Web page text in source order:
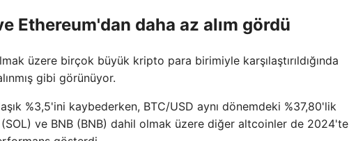
Ethereum'dan daha az alım gördü
üzere birçok büyük kripto para birimiyle karşılaştırıldığında
gibi görünüyor.
%3,5'ini kaybederken, BTC/USD aynı dönemdeki %37,80'lik
(SOL) ve BNB (BNB) dahil olmak üzere diğer altcoinler de 2024'te